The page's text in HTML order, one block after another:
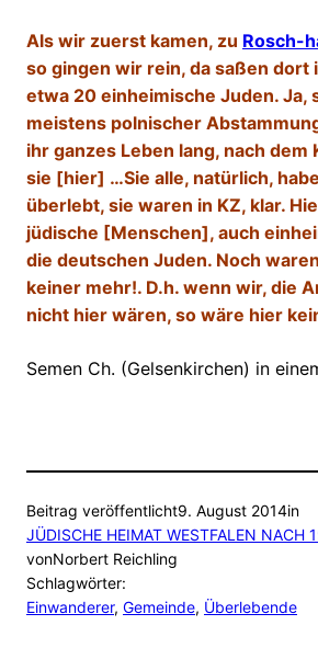
Als wir zuerst kamen, zu Rosch-
so gingen wir rein, da saßen dort
etwa 20 einheimische Juden. Ja,
meistens polnischer
ihr ganzes Leben lang, nach dem
sie [hier] …Sie alle, natürlich,
überlebt, sie waren in KZ, klar.
jüdische [Menschen], auch
die deutschen Juden. Noch
keiner mehr!. D.h. wenn wir, die
nicht hier wären, so wäre hier
Semen Ch. (Gelsenkirchen) in
Beitrag veröffentlicht9. August 2014in
JÜDISCHE HEIMAT WESTFALEN NACH
vonNorbert Reichling
Schlagwörter:
Einwanderer, Gemeinde, Überlebende